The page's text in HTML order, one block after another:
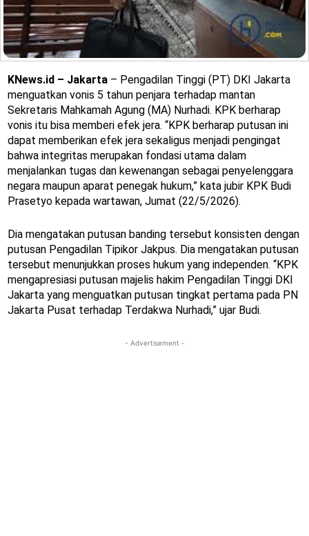
KNews.id – Jakarta – Pengadilan Tinggi (PT) DKI Jakarta
menguatkan vonis 5 tahun penjara terhadap mantan
Sekretaris Mahkamah Agung (MA) Nurhadi. KPK berharap
vonis itu bisa memberi efek jera. “KPK berharap putusan ini
dapat memberikan efek jera sekaligus menjadi pengingat
bahwa integritas merupakan fondasi utama dalam
menjalankan tugas dan kewenangan sebagai penyelenggara
negara maupun aparat penegak hukum,” kata jubir KPK Budi
Prasetyo kepada wartawan, Jumat (22/5/2026).
Dia mengatakan putusan banding tersebut konsisten dengan
putusan Pengadilan Tipikor Jakpus. Dia mengatakan putusan
tersebut menunjukkan proses hukum yang independen. “KPK
mengapresiasi putusan majelis hakim Pengadilan Tinggi DKI
Jakarta yang menguatkan putusan tingkat pertama pada PN
Jakarta Pusat terhadap Terdakwa Nurhadi,” ujar Budi.
- Advertisement -